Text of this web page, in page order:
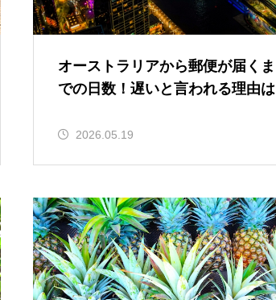
オーストラリアから郵便が届くま
での日数！遅いと言われる理由は
2026.05.19